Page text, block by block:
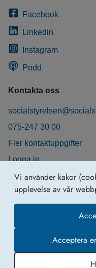
Vi använder kakor
upplevelse av vår
Acceptera
Facebook
Linkedin
Instagram
Podd
Kontakta oss
075-247 30 00
Fler kontaktuppgifter
Logga in
Behandling av